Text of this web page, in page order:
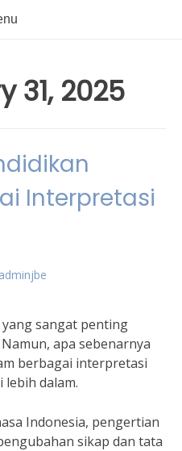
31, 2025
Interpretasi
adminjbe
sangat penting
apa sebenarnya
berbagai interpretasi
dalam.
Indonesia, pengertian
sikap dan tata